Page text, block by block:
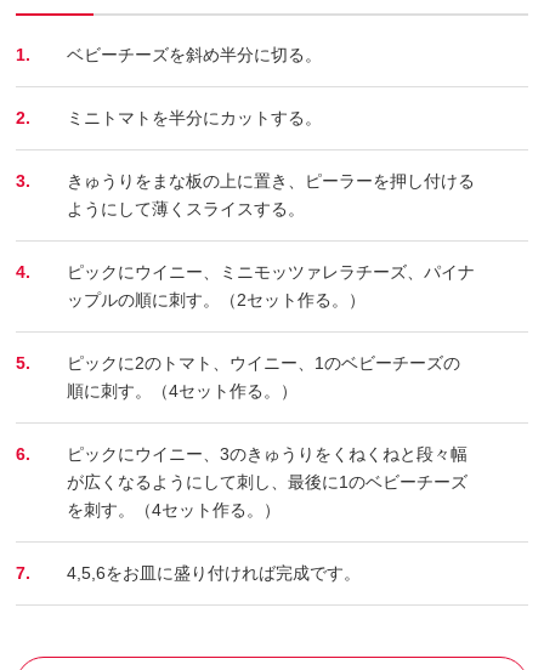
1. ベビーチーズを斜め半分に切る。
2. ミニトマトを半分にカットする。
3.
きゅうりをまな板の上に置き、ピーラーを押し付ける
ようにして薄くスライスする。
4.
ピックにウイニー、ミニモッツァレラチーズ、パイナ
ップルの順に刺す。（2セット作る。）
5.
ピックに2のトマト、ウイニー、1のベビーチーズの
順に刺す。（4セット作る。）
6.
ピックにウイニー、3のきゅうりをくねくねと段々幅
が広くなるようにして刺し、最後に1のベビーチーズ
を刺す。（4セット作る。）
7. 4,5,6をお皿に盛り付ければ完成です。